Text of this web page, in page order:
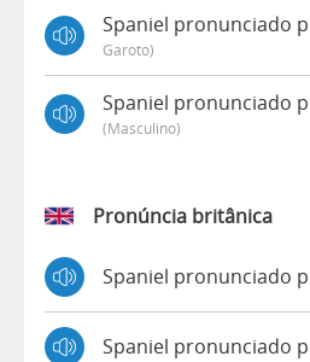
Spaniel pronunciado
Garoto)
Spaniel pronunciado
(masculino)
Pronúncia britânica
Spaniel pronunciado
Spaniel pronunciado